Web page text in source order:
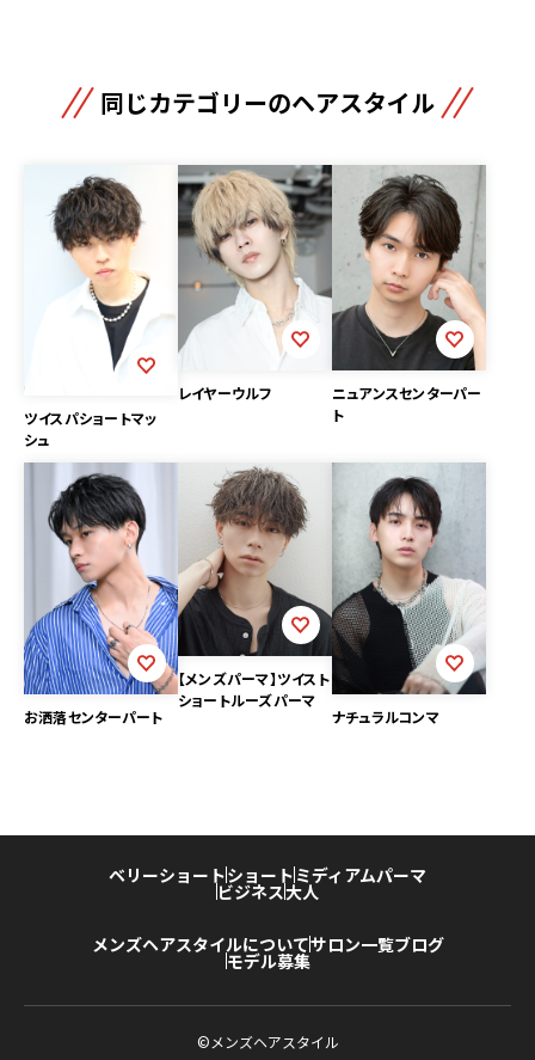
同じカテゴリーのヘアスタイル
ツイスパショートマッ
シュ
レイヤーウルフ
ニュアンスセンターパー
ト
お洒落センターパート
【メンズパーマ】ツイスト
ショートルーズパーマ
ナチュラルコンマ
ベリーショートショート ミディアムパーマ
ビジネス大人
メンズヘアスタイルについてサロン一覧ブログ
モデル募集
©メンズヘアスタイル